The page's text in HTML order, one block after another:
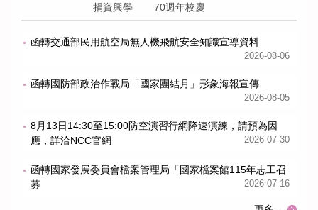
捐資興學 70週年校慶
函轉交通部民用航空局無人機飛航安全知識宣導資料
2026-08-06
函轉國防部政治作戰局「國家團結月」形象海報宣傳
2026-08-05
8月13日14:30至15:00防空演習行網降速演練，請預為因
應，詳洽NCC官網
2026-07-30
函轉國家發展委員會檔案管理局「國家檔案館115年志工召
募
2026-07-16